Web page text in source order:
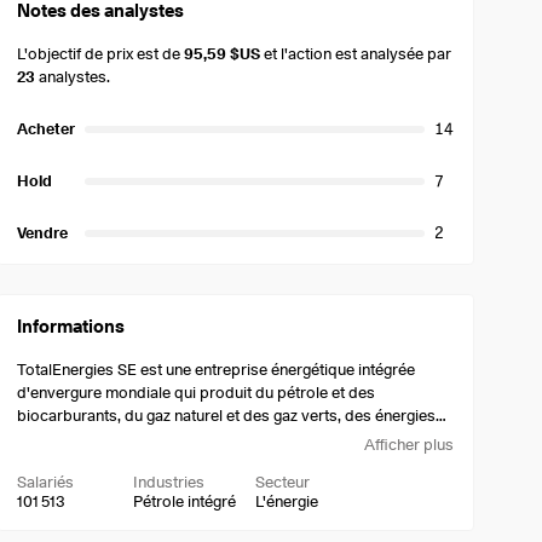
Notes des analystes
L'objectif de prix est de95,59 $USet l'action est analysée par
23 analystes.
Acheter 14
Hold 7
Vendre 2
Informations
TotalEnergies SE est une entreprise énergétique intégrée
d'envergure mondiale qui produit du pétrole et des
biocarburants, du gaz naturel et des gaz verts, des énergies
renouvelables et de l'électricité. Elle opère à travers les
intégré, électricité intégrée, raffinage et chimie, et marketing et
services. Le secteur de l'exploration et de la production
Afficher plus
Salariés
101 513
Industries
Pétrole intégré
Secteur
L'énergie